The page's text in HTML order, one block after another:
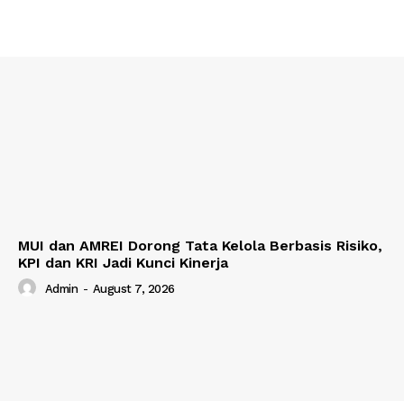
MUI dan AMREI Dorong Tata Kelola Berbasis Risiko,
KPI dan KRI Jadi Kunci Kinerja
Admin - August 7, 2026